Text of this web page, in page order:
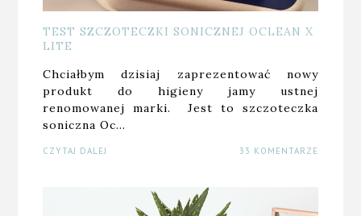
TEST SZCZOTECZKI SONICZNEJ OCLEAN X
LITE
Chciałbym dzisiaj zaprezentować nowy
produkt do higieny jamy ustnej
renomowanej marki. Jest to szczoteczka
soniczna Oc…
CZYTAJ DALEJ 33 KOMENTARZE